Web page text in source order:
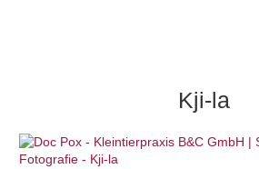
Kji-la